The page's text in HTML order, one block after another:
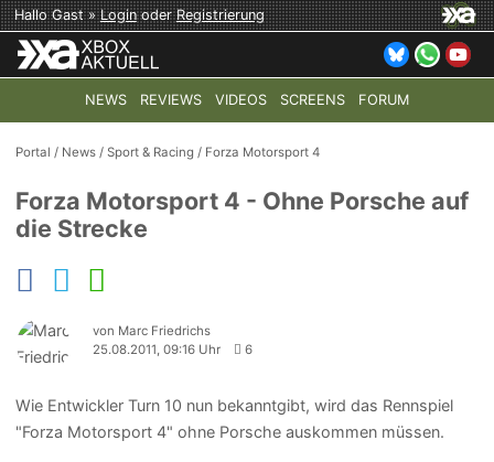
Hallo Gast »LoginoderRegistrierung
NEWS REVIEWS VIDEOS SCREENS FORUM
TOP-THEMEN: COD: MODERN WARFARE 4 HALO:
Portal / News /Sport & Racing / Forza Motorsport 4
Forza Motorsport 4 - Ohne Porsche auf
die Strecke
von Marc Friedrichs
25.08.2011, 09:16 Uhr
6
Wie Entwickler Turn 10 nun bekanntgibt, wird das Rennspiel
"Forza Motorsport 4" ohne Porsche auskommen müssen.